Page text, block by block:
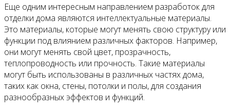
Еще одним интересным направлением разработок для
отделки дома являются интеллектуальные материалы.
Это материалы, которые могут менять свою структуру или
функции под влиянием различных факторов. Например,
они могут менять свой цвет, прозрачность,
теплопроводность или прочность. Такие материалы
могут быть использованы в различных частях дома,
таких как окна, стены, потолки и полы, для создания
разнообразных эффектов и функций.